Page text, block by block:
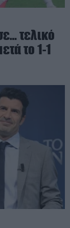
τελικό
το 1-1